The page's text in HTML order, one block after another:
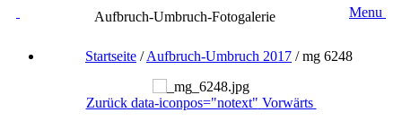
Aufbruch-Umbruch-Fotogalerie Menu
Startseite /Aufbruch-Umbruch 2017 /mg 6248
Zurück data-iconpos="notext" Vorwärts